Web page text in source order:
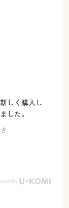
しく購入し
した。